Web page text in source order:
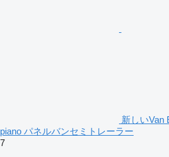
新しいVan
piano パネルバンセミトレーラー
7